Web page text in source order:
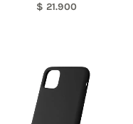
$ 21.900